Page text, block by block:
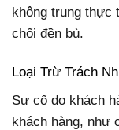
không trung thực
chối đền bù.
Loại Trừ Trách
Sự cố do khách
khách hàng, như